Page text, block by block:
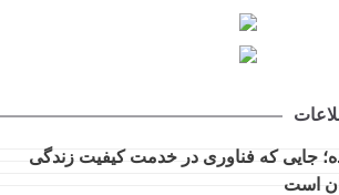
آزادراه تبریز-سهند در هفته دولت به بهره
کم‌برخوردار
و حرفه‌ای در مواقع بحران، موجب آرامش
جایی که فناوری در خدمت کیفیت زندگی
است